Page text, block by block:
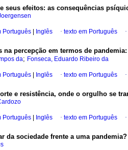
seus efeitos: as consequências
Português Inglês · texto em Português ·
na percepção em termos de pandemia
da; Fonseca, Eduardo Ribeiro da
Português Inglês · texto em Português ·
e resistência, onde o orgulho se
Português Inglês · texto em Português ·
da sociedade frente a uma